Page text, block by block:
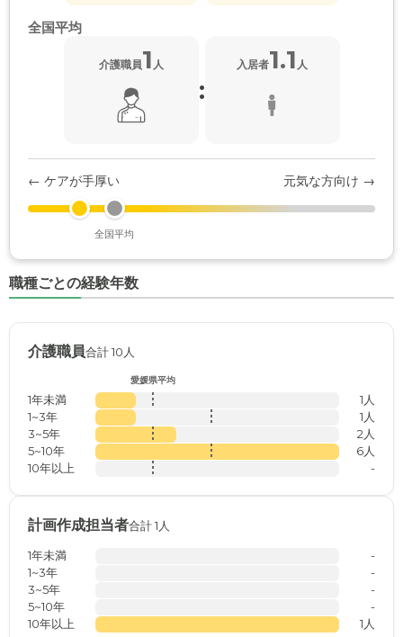
全国平均
介護職員1 人
:
入居者1.1 人
← ケアが手厚い 元気な方向け →
全国平均
職種ごとの経験年数
介護職員合計 10人
愛媛県平均
1年未満
1人
1~3年
1人
3~5年
2人
5~10年
6人
10年以上
-
計画作成担当者合計 1人
1年未満
-
1~3年
-
3~5年
-
5~10年
-
10年以上
1人